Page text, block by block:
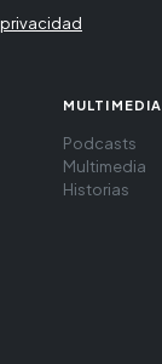
privacidad
MULTIMEDIA
Podcasts
Multimedia
Historias